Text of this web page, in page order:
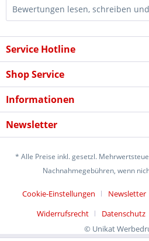
Bewertungen lesen, schreiben
Service Hotline
Shop Service
Informationen
Newsletter
* Alle Preise inkl. gesetzl.
Nachnahmegebühren, wenn
Cookie-Einstellungen Newsletter
Widerrufsrecht
Datenschutz
© Unikat